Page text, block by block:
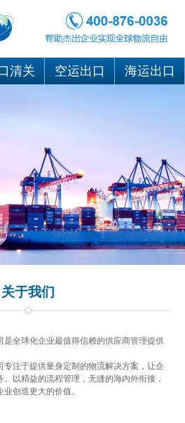
清关 空运出口 海运出口
关于我们
是全球化企业最值得信赖的供应商管理提供
专注于提供量身定制的物流解决方案，让企
以精益的流程管理，无缝的海内外衔接，
创造更大的价值。